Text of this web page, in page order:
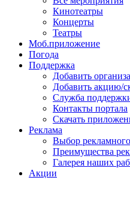
Кинотеатры
Концерты
Театры
Моб.приложение
Погода
Поддержка
Добавить
Добавить акцию/
Служба
Контакты портала
Скачать
Реклама
Выбор
Преимущества
Галерея наших
Акции